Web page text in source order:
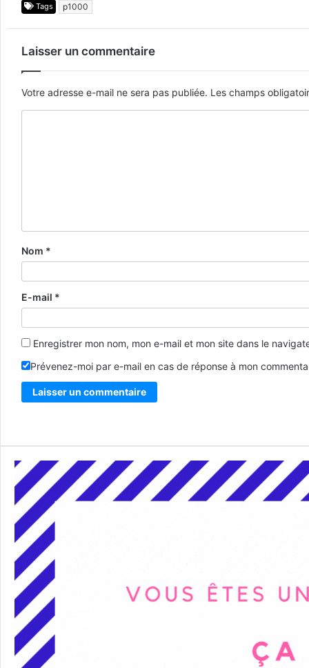
Tags p1000
Laisser un commentaire
Votre adresse e-mail ne sera pas publiée. Les champs
Nom *
E-mail *
Enregistrer mon nom, mon e-mail et mon site dans le
Prévenez-moi par e-mail en cas de réponse à mon